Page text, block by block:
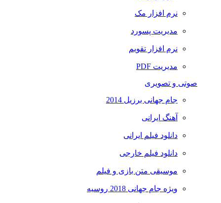
نرم افزار مک
مدیریت پسورد
نرم افزار تقویم
مدیریت PDF
صوتی و تصویری
جام جهانی برزیل 2014
آهنگ ایرانی
دانلود فیلم ایرانی
دانلود فیلم خارجی
موسیقی متن بازی و فیلم
ویژه جام جهانی 2018 روسیه